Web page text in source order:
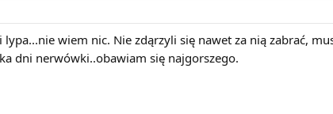
wiem nic. Nie zdąrzyli się nawet za nią zabrać,
dni nerwówki..obawiam się najgorszego.